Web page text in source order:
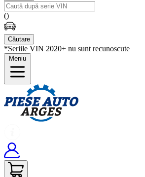
()
Căutare
*Seriile VIN 2020+ nu sunt recunoscute
Meniu